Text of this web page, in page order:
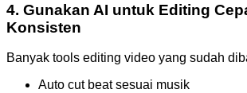
4. Gunakan AI untuk Editing
Konsisten
Banyak tools editing video yang sudah
Auto cut beat sesuai musik